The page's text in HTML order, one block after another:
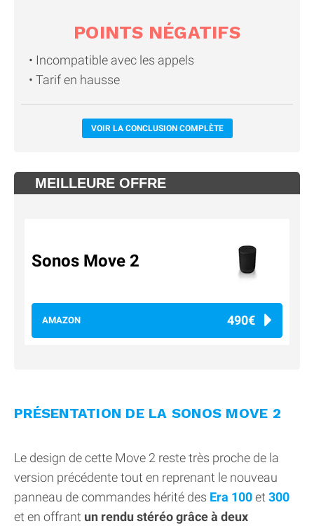
POINTS NÉGATIFS
Incompatible avec les appels
Tarif en hausse
VOIR LA CONCLUSION COMPLÈTE
MEILLEURE OFFRE
Sonos Move 2
AMAZON 490€
PRÉSENTATION DE LA SONOS MOVE 2
Le design de cette Move 2 reste très proche de la
version précédente tout en reprenant le nouveau
panneau de commandes hérité des Era 100et 300
et en offrant un rendu stéréo grâce à deux